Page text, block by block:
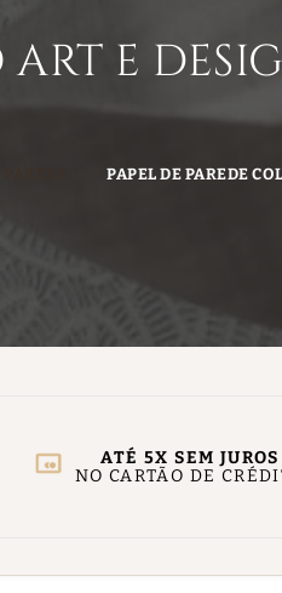
PAPEL DE PAREDE
ART E
ATÉ 5X SEM JUROS
NO CARTÃO DE